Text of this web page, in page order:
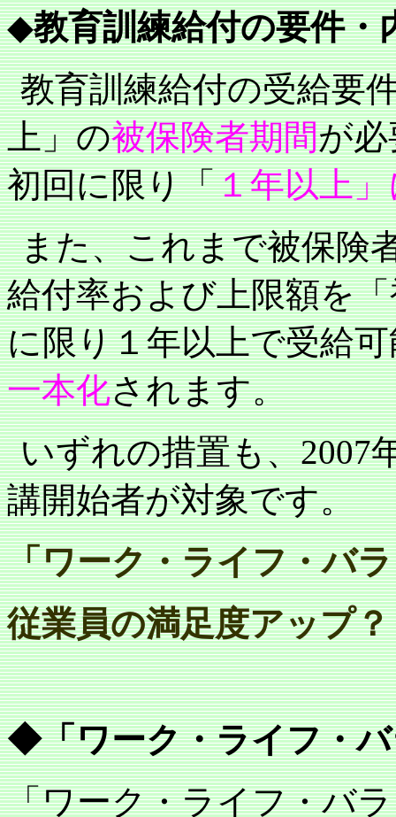
◆教育訓練給付の要件・
教育訓練給付の受給要
上」の被保険者期間が
初回に限り「１年以上
また、これまで被保険
給付率および上限額を
に限り１年以上で受給
一本化されます。
いずれの措置も、2007
講開始者が対象です。
「ワーク・ライフ・バ
従業員の満足度アップ？
◆「ワーク・ライフ・
「ワーク・ライフ・バ